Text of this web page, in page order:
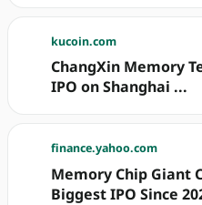
kucoin.com
ChangXin Memory
IPO on Shanghai ...
finance.yahoo.com
Memory Chip Giant
Biggest IPO Since